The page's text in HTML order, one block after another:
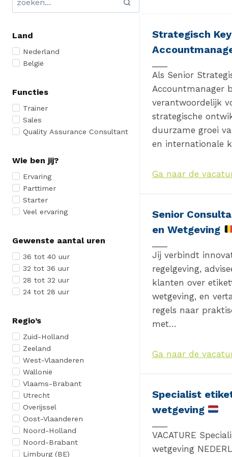
Land
Nederland
België
Functies
Trainer
Sales
Quality Assurance Consultant
Wie ben jij?
Ervaring
Parttimer
Starter
Veel ervaring
Gewenste aantal uren
36 tot 40 uur
32 tot 36 uur
28 tot 32 uur
24 tot 28 uur
Regio’s
Zuid-Holland
Zeeland
West-Vlaanderen
Wallonië
Vlaams-Brabant
Utrecht
Overijssel
Oost-Vlaanderen
Noord-Holland
Noord-Brabant
Limburg (BE)
Strategisch Key
Als Senior
Accountmanager
verantwoordelijk
strategische
duurzame groei
en internationale
Ga naar de
Senior
en Wetgeving
Jij verbindt
regelgeving,
klanten over
wetgeving, en
regels naar
met…
Ga naar de
Specialist
wetgeving
VACATURE
wetgeving